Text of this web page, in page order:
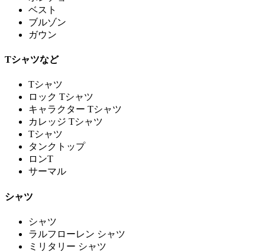
ベスト
ブルゾン
ガウン
Tシャツなど
Tシャツ
ロック Tシャツ
キャラクター Tシャツ
カレッジ Tシャツ
Tシャツ
タンクトップ
ロンT
サーマル
シャツ
シャツ
ラルフローレン シャツ
ミリタリー シャツ